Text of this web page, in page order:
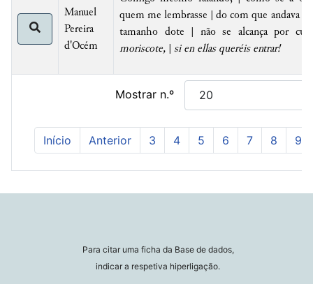
Mostrar n.º
Início Anterior 3 4 5 6 7 8 9
Manuel
Pereira
d'Océm
quem me lembrasse | do com que andava
tamanho dote | não se alcança por
moriscote,
si en ellas queréis entrar!
Para citar uma ficha da Base de dados,
indicar a respetiva hiperligação.